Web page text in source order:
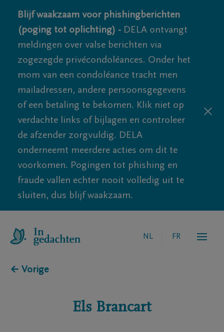
Blijf waakzaam voor phishingberichten
(poging tot oplichting) - DELA ontvangt
meldingen over valse berichten via
zogezegde privécondoléances. Onder het
mom van een condoléance tracht men
mailadressen, andere persoonsgegevens
of een betaling te bekomen. Klik niet op
verdachte links of bijlagen en controleer
de afzender zorgvuldig. DELA
onderneemt meerdere acties om dit te
voorkomen. Pogingen tot phishing en
fraude vallen echter nooit volledig uit te
sluiten, dus blijf waakzaam.
NL FR
← Vorige
Els Brancart